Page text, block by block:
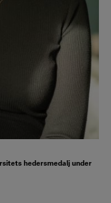
hedersmedalj under